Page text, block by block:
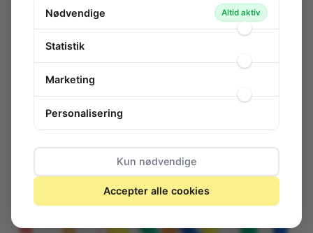
0,14mm2, blød
Nødvendige Altid aktiv
Statistik
Marketing
Personalisering
Kun nødvendige
Accepter alle cookies